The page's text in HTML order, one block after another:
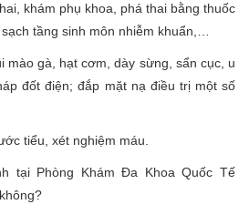
khám phụ khoa, phá thai bằng thuốc
tầng sinh môn nhiễm khuẩn,…
mào gà, hạt cơm, dày sừng, sẩn cục, u
đốt điện; đắp mặt nạ điều trị một số
tiểu, xét nghiệm máu.
tại Phòng Khám Đa Khoa Quốc Tế